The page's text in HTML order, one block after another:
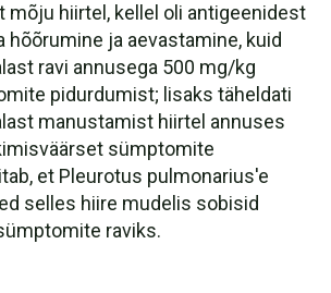
mõju hiirtel, kellel oli antigeenidest
hõõrumine ja aevastamine, kuid
ravi annusega 500 mg/kg
pidurdumist; lisaks täheldati
manustamist hiirtel annuses
sümptomite
et Pleurotus pulmonarius'e
selles hiire mudelis sobisid
raviks.